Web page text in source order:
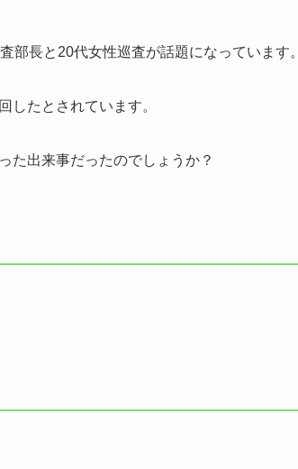
部長と20代女性巡査が話題になっています。
したとされています。
た出来事だったのでしょうか？